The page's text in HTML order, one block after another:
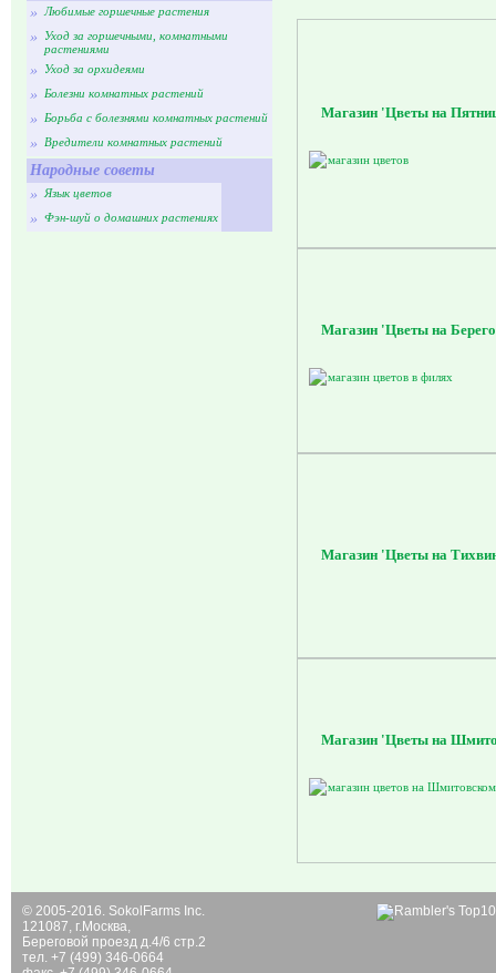
»
Любимые горшечные растения
»
Уход за горшечными, комнатными
растениями
» Уход за орхидеями
» Болезни комнатных растений
» Борьба с болезнями комнатных растений
» Вредители комнатных растений
Народные советы
»
Язык цветов
» Фэн-шуй о домашних растениях
Магазин 'Цветы на
Магазин 'Цветы на
Магазин 'Цветы на
Магазин 'Цветы на
© 2005-2016. SokolFarms Inc.
121087, г.Москва,
Береговой проезд д.4/6 стр.2
тел. +7 (499) 346-0664